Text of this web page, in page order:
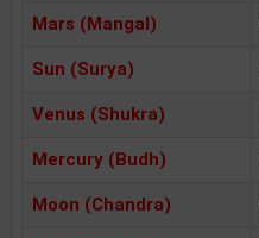
Mars (Mangal)
Sun (Surya)
Venus (Shukra)
Mercury (Budh)
Moon (Chandra)